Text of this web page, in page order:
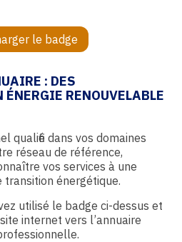
le badge
: DES
ÉNERGIE RENOUVELABLE
qualifié dans vos domaines
réseau de référence,
vos services à une
énergétique.
utilisé le badge ci-dessus et
internet vers l’annuaire